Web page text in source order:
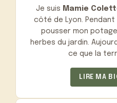
Je suis Mamie
côté de Lyon.
pousser mon
herbes du jardin.
ce que la
LIRE MA